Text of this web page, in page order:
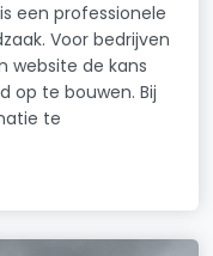
een professionele
Voor bedrijven
website de kans
op te bouwen. Bij
te